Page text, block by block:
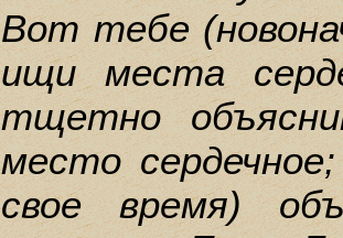
Вот тебе
ищи места
тщетно
место
свое время)